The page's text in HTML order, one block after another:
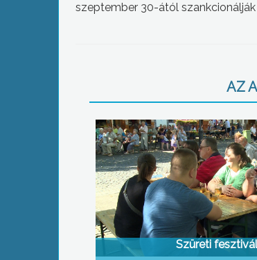
szeptember 30-ától
AZ
Szüreti fesztivál